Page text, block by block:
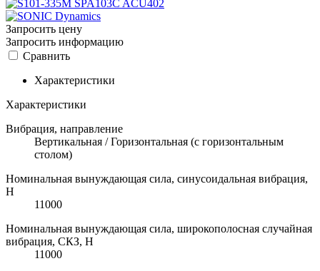
Запросить цену
Запросить информацию
Сравнить
Характеристики
Характеристики
Вибрация, направление
Вертикальная / Горизонтальная (с горизонтальным
столом)
Номинальная вынуждающая сила, синусоидальная вибрация,
H
11000
Номинальная вынуждающая сила, широкополосная случайная
вибрация, СКЗ, H
11000